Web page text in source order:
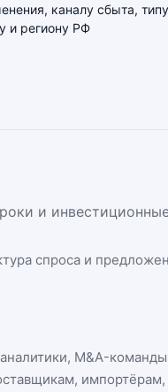
каналу сбыта, типу
и региону РФ
и
спроса и
M&A-
импортёрам,